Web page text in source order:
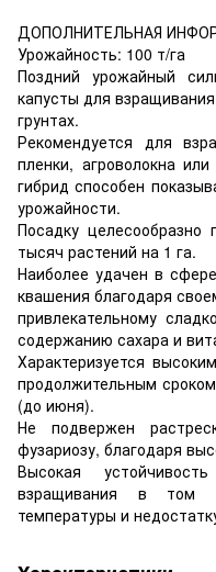
ДОПОЛНИТЕЛЬНАЯ
Урожайность: 100 т/га
Поздний урожайный
капусты для
грунтах.
Рекомендуется для
пленки, агроволокна
гибрид способен
урожайности.
Посадку
тысяч растений на 1 га.
Наиболее удачен в
квашения благодаря
привлекательному
содержанию сахара и
Характеризуется
продолжительным
(до июня).
Не подвержен
фузариозу, благодаря
Высокая
взращивания в том
температуры и